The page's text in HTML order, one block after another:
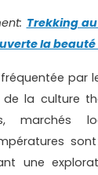
Trekking
la beauté
par
la culture
marchés
une